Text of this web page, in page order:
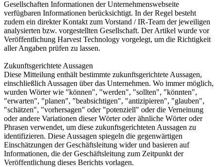
Gesellschaften Informationen der Unternehmenswebseite
verfügbaren Informationen berücksichtigt. In der Regel besteht
zudem ein direkter Kontakt zum Vorstand / IR-Team der jeweiligen
analysierten bzw. vorgestellten Gesellschaft. Der Artikel wurde vor
Veröffentlichung Harvest Technology vorgelegt, um die Richtigkeit
aller Angaben prüfen zu lassen.
Zukunftsgerichtete Aussagen
Diese Mitteilung enthält bestimmte zukunftsgerichtete Aussagen,
einschließlich Aussagen über das Unternehmen. Wo immer möglich,
wurden Wörter wie "können", "werden", "sollten", "könnten",
"erwarten", "planen", "beabsichtigen", "antizipieren", "glauben",
"schätzen", "vorhersagen" oder "potenziell" oder die Verneinung
oder andere Variationen dieser Wörter oder ähnliche Wörter oder
Phrasen verwendet, um diese zukunftsgerichteten Aussagen zu
identifizieren. Diese Aussagen spiegeln die gegenwärtigen
Einschätzungen der Geschäftsleitung wider und basieren auf
Informationen, die der Geschäftsleitung zum Zeitpunkt der
Veröffentlichung dieses Berichts vorlagen.